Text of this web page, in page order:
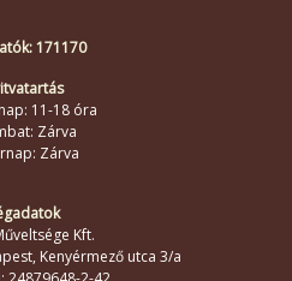
171170
11-18 óra
Zárva
Zárva
Kft.
Kenyérmező utca 3/a